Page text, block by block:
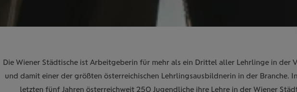
Die Wiener Städtische ist Arbeitgeberin für mehr als ein Drittel aller Lehrlinge in der
und damit einer der größten österreichischen Lehrlingsausbildnerin in der Branche.
letzten fünf Jahren österreichweit 250 Jugendliche ihre Lehre in der Wiener